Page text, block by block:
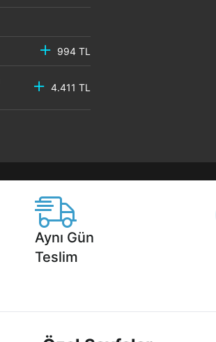
994 TL
4.411 TL
Aynı Gün
Teslim